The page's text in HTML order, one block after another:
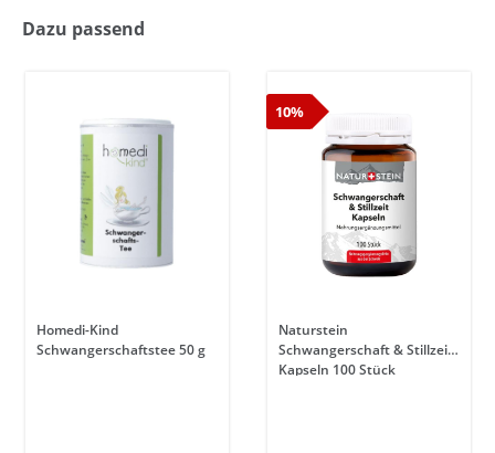
Dazu passend
Homedi-Kind
Schwangerschaftstee 50 g
10%
Naturstein
Schwangerschaft & Stillzeit
Kapseln 100 Stück